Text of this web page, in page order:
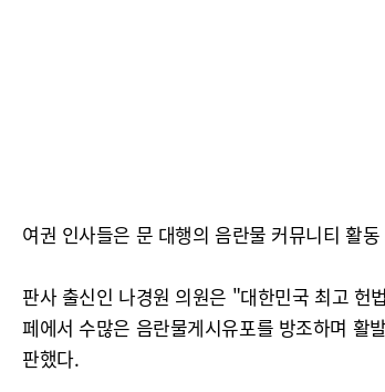
여권 인사들은 문 대행의 음란물 커뮤니티 활
판사 출신인 나경원 의원은 "대한민국 최고 헌
페에서 수많은 음란물게시유포를 방조하며 활
판했다.